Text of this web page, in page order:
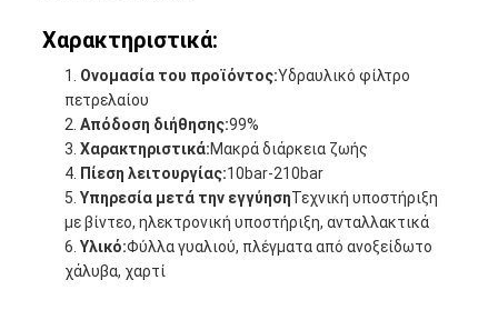
Χαρακτηριστικά:
Ονομασία του προϊόντος:Υδραυλικό φίλτρο
πετρελαίου
Απόδοση διήθησης:99%
Χαρακτηριστικά:Μακρά διάρκεια ζωής
Πίεση λειτουργίας:10bar-210bar
Υπηρεσία μετά την εγγύησηΤεχνική υποστήριξη
με βίντεο, ηλεκτρονική υποστήριξη, ανταλλακτικά
Υλικό:Φύλλα γυαλιού, πλέγματα από ανοξείδωτο
χάλυβα, χαρτί